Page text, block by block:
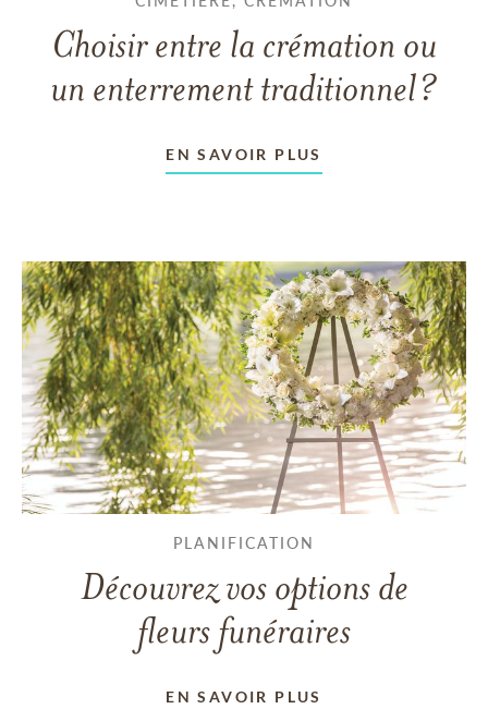
Choisir entre la crémation ou
un enterrement traditionnel?
EN SAVOIR PLUS
PLANIFICATION
Découvrez vos options de
fleurs funéraires
EN SAVOIR PLUS